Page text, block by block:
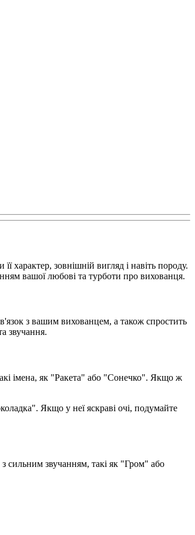
характер, зовнішній вигляд і навіть породу.
вашої любові та турботи про вихованця.
з вашим вихованцем, а також спростить
звучання.
імена, як "Ракета" або "Сонечко". Якщо ж
Якщо у неї яскраві очі, подумайте
сильним звучанням, такі як "Гром" або